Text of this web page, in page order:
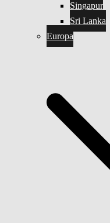
Singapur
Sri Lanka
Europa